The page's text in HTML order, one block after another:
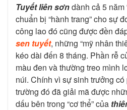
Tuyết liên sơndành cả 5 năm
chuẩn bị “hành trang” cho sự
công lao đó cũng được đền
sen tuyết, những “mỹ nhân
kéo dài đến 8 tháng. Phần rễ
màu đen và thường treo mình
núi. Chính vì sự sinh trưởng
trường đó đã giải mã được
dấu bên trong “cơ thể” của